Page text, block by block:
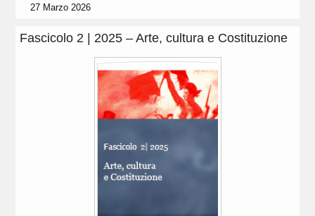
27 Marzo 2026
Fascicolo 2 | 2025 – Arte, cultura e Costituzione